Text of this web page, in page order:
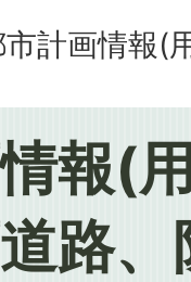
計画情報(
報(
路